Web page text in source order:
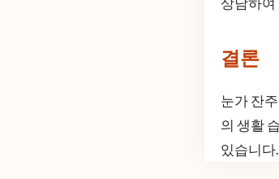
결론
눈가 잔
의 생활
있습니다